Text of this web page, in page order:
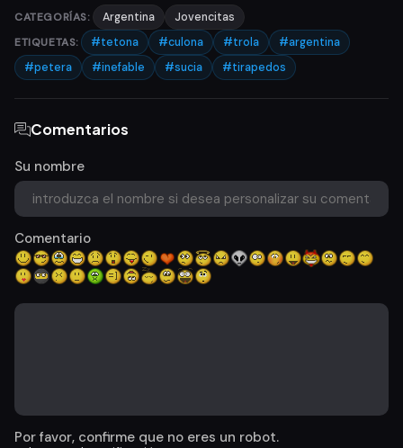
CATEGORÍAS: Argentina
Jovencitas
ETIQUETAS:
#tetona #culona #trola
#argentina
#petera
#inefable #sucia #tirapedos
Comentarios
Su nombre
Comentario
Por favor, confirme que no eres un robot.